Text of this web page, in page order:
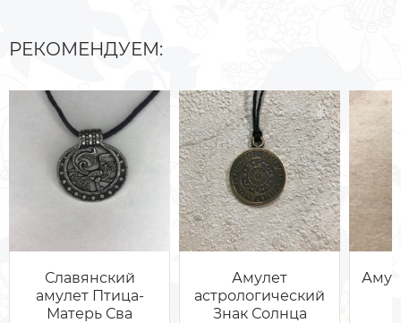
РЕКОМЕНДУЕМ:
Славянский
амулет Птица-
Матерь Сва
Амулет
астрологический
Знак Солнца